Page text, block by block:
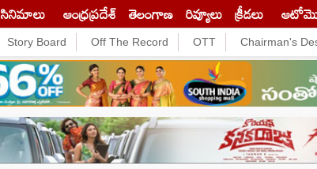
సినిమాలు ఆంధ్రప్రదేశ్ తెలంగాణ రివ్యూలు క్రీడలు
Story Board Off The Record OTT Chairman's